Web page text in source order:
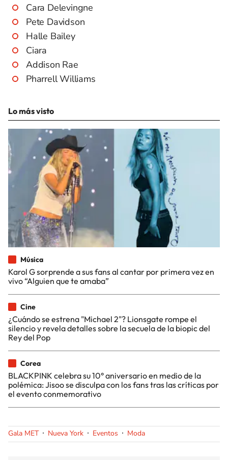
Cara Delevingne
Pete Davidson
Halle Bailey
Ciara
Addison Rae
Pharrell Williams
Lo más visto
Música
Karol G sorprende a sus fans al cantar por primera vez en
vivo “Alguien que te amaba”
Cine
¿Cuándo se estrena "Michael 2"? Lionsgate rompe el
silencio y revela detalles sobre la secuela de la biopic del
Rey del Pop
Corea
BLACKPINK celebra su 10° aniversario en medio de la
polémica: Jisoo se disculpa con los fans tras las críticas por
el evento conmemorativo
Gala MET Nueva York Eventos Moda